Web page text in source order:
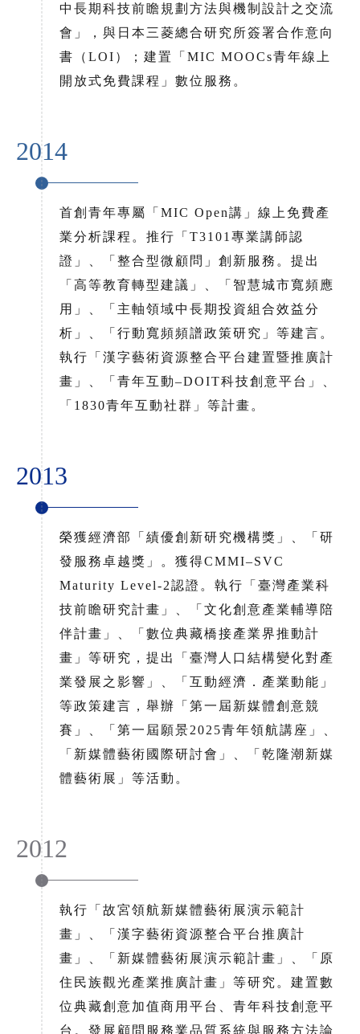
中長期科技前瞻規劃方法與機制設計之交流
會」，與日本三菱總合研究所簽署合作意向
書（LOI）；建置「MIC MOOCs青年線上
開放式免費課程」數位服務。
2014
首創青年專屬「MIC Open講」線上免費產
業分析課程。推行「T3101專業講師認
證」、「整合型微顧問」創新服務。提出
「高等教育轉型建議」、「智慧城市寬頻應
用」、「主軸領域中長期投資組合效益分
析」、「行動寬頻頻譜政策研究」等建言。
執行「漢字藝術資源整合平台建置暨推廣計
畫」、「青年互動–DOIT科技創意平台」、
「1830青年互動社群」等計畫。
2013
榮獲經濟部「績優創新研究機構獎」、「研
發服務卓越獎」。獲得CMMI–SVC
Maturity Level-2認證。執行「臺灣產業科
技前瞻研究計畫」、「文化創意產業輔導陪
伴計畫」、「數位典藏橋接產業界推動計
畫」等研究，提出「臺灣人口結構變化對產
業發展之影響」、「互動經濟．產業動能」
等政策建言，舉辦「第一屆新媒體創意競
賽」、「第一屆願景2025青年領航講座」、
「新媒體藝術國際研討會」、「乾隆潮新媒
體藝術展」等活動。
2012
執行「故宮領航新媒體藝術展演示範計
畫」、「漢字藝術資源整合平台推廣計
畫」、「新媒體藝術展演示範計畫」、「原
住民族觀光產業推廣計畫」等研究。建置數
位典藏創意加值商用平台、青年科技創意平
台。發展顧問服務業品質系統與服務方法論